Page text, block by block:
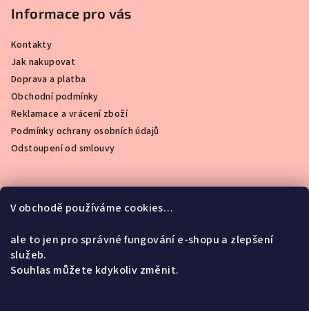
V obchodě používáme cookies…
ale to jen pro správné fungování e-shopu a zlepšení
služeb.
Souhlas můžete kdykoliv změnit.
Informace pro vás
Kontakty
Jak nakupovat
Doprava a platba
Obchodní podmínky
Reklamace a vrácení zboží
Podmínky ochrany osobních údajů
Odstoupení od smlouvy
Instagram